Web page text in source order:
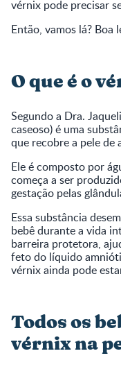
vérnix pode precisar
Então, vamos lá? Boa
O que é o
Segundo a Dra.
caseoso) é uma
que recobre a pele de
Ele é composto por
começa a ser
gestação pelas
Essa substância
bebê durante a vida
barreira protetora,
feto do líquido
vérnix ainda pode
Todos os
vérnix na